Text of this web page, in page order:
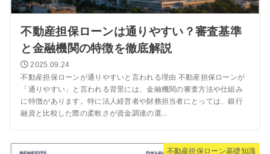
不動産担保ローンは通りやすい？審査基準
と金融機関の特徴を徹底解説
2025.09.24
不動産担保ローンが通りやすいと言われる理由 不動産担保ローンが
「通りやすい」と言われる背景には、金融機関の審査方法や仕組み
に特徴があります。特に法人経営者や財務担当者にとっては、銀行
融資と比較した際の柔軟さが資金調達の選...
不動産担保ローン基礎知識